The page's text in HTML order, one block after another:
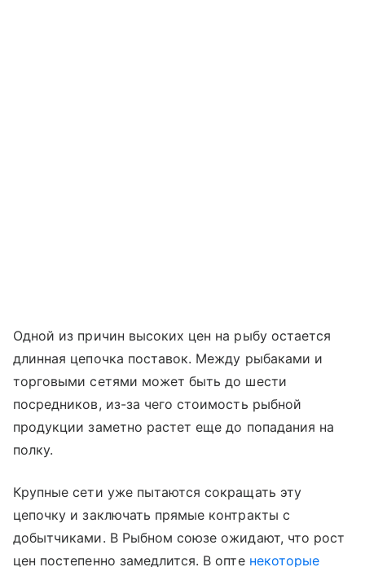
Одной из причин высоких цен на рыбу остается
длинная цепочка поставок. Между рыбаками и
торговыми сетями может быть до шести
посредников, из-за чего стоимость рыбной
продукции заметно растет еще до попадания на
полку.
Крупные сети уже пытаются сокращать эту
цепочку и заключать прямые контракты с
добытчиками. В Рыбном союзе ожидают, что рост
цен постепенно замедлится. В опте некоторые